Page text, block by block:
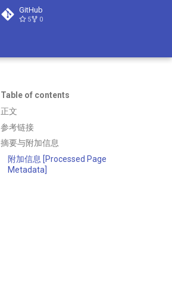
GitHub
5 0
Table of contents
正文
参考链接
摘要与附加信息
附加信息 [Processed Page
Metadata]